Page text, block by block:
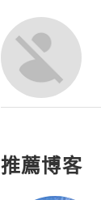
推薦博客